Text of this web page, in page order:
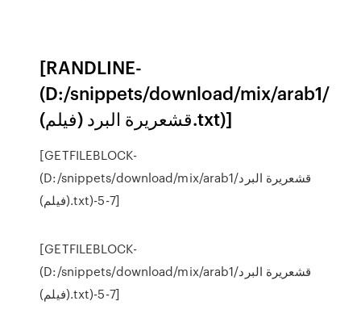
[RANDLINE-
(D:/snippets/download/mix/arab1/
قشعريرة البرد (فيلم).txt)]
[GETFILEBLOCK-
(D:/snippets/download/mix/arab1/قشعريرة البرد
(فيلم).txt)-5-7]
[GETFILEBLOCK-
(D:/snippets/download/mix/arab1/قشعريرة البرد
(فيلم).txt)-5-7]